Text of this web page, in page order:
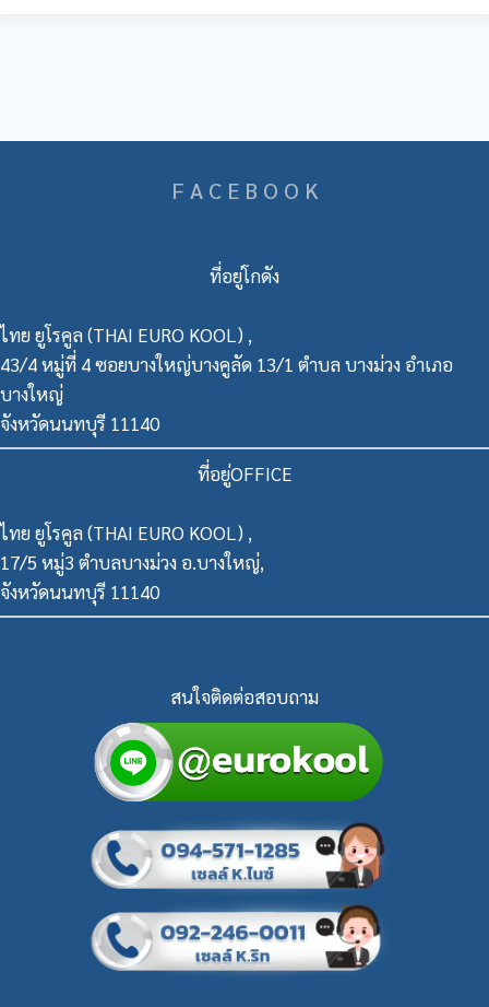
F A C E B O O K
ที่อยู่โกดัง
ไทย ยูโรคูล (THAI EURO KOOL) ,
43/4 หมู่ที่ 4 ซอยบางใหญ่บางคูลัด 13/1 ตำบล บางม่วง อำเภอ
บางใหญ่
จังหวัดนนทบุรี 11140
ที่อยู่OFFICE
ไทย ยูโรคูล (THAI EURO KOOL) ,
17/5 หมู่3 ตำบลบางม่วง อ.บางใหญ่,
จังหวัดนนทบุรี 11140
สนใจติดต่อสอบถาม